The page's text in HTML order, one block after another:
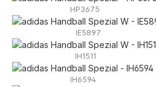
HP3675
IE5897
IH1511
IH6594